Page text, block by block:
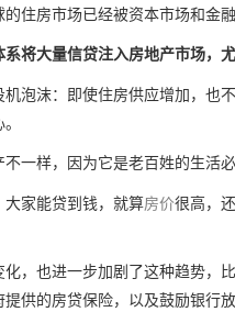
住房市场已经被资本市场和金融
系将大量信贷注入房地产市场，
泡沫： 即使住房供应增加，也
一样，因为它是老百姓的生活必
家能贷到钱，就算房价很高，
，也进一步加剧了这种趋势，
供的房贷保险，以及鼓励银行放